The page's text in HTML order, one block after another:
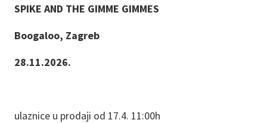
SPIKE AND THE GIMME GIMMES
Boogaloo, Zagreb
28.11.2026.
ulaznice u prodaji od 17.4. 11:00h